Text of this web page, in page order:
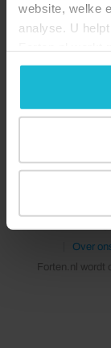
website, welke
analyse. U
geen
de knoppen
©
Over
Forten.nl wordt